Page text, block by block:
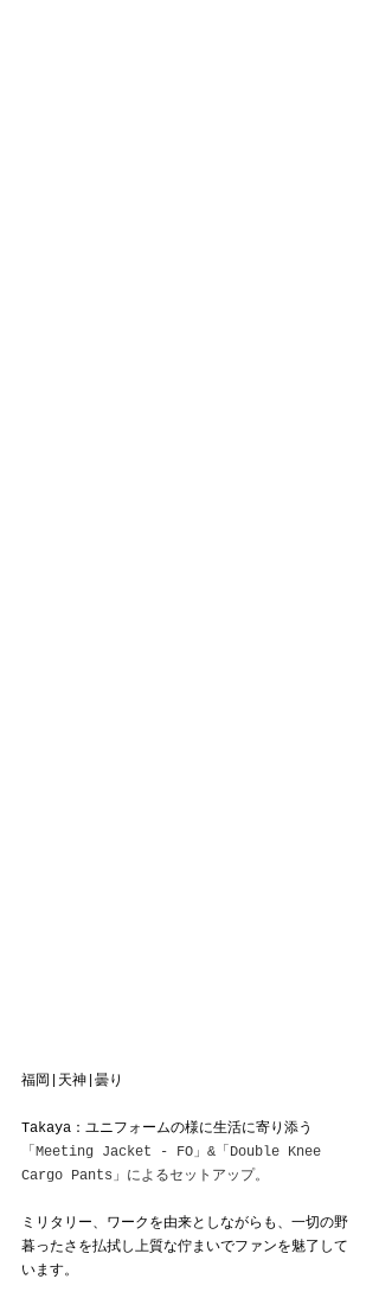
福岡|天神|曇り
Takaya：ユニフォームの様に生活に寄り添う
「Meeting Jacket - FO」&「Double Knee
Cargo Pants」によるセットアップ。
ミリタリー、ワークを由来としながらも、一切の野
暮ったさを払拭し上質な佇まいでファンを魅了して
います。